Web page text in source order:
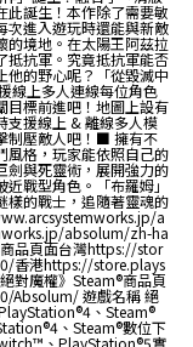
此誕生！本作除了需要敏
次進入遊玩時還能與新敵
的境地。在太陽王阿茲拉
抵抗軍。究竟抵抗軍能否
他的野心呢？「從毀滅中
線上多人連線每位角色
目標前進吧！地圖上設有
支援線上 & 離線多人模
制壓敵人吧！■ 擁有不
風格，玩家能依照自己的
劍與死靈術，展開強力的
戰型角色。「布羅姆」
樣的戰士，追隨著靈魂的
a
absolum/zh-ha
品頁面台灣https://stor
香港https://store.plays
魔權》Steam®商品頁
Absolum/ 遊戲名稱 絕
、Steam®
、Steam®數位下
、PlayStation®5實